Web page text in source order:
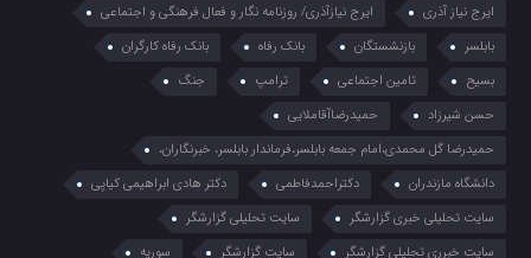
ایرج نیاز آذری
ایرج نیازآذری/ روزنامه نگار و فعال فرهنگی و اجتماعی
بابلسر
بازنشستگان بانک رفاه
بانک رفاه کارگران
بسیح
تامین اجتماعی ترامپ
جنگ
حسن شیرزاد
حمیدرضاآقاملایی
حمیدرضا گل محمدی،امام جمعه بابلسر،فرماندار بابلسر، خبرنگاران،
دانشگاه مازندران
دکتراحمدفاطمی
دکتر هادی ابراهیمی کیاپی
سایت تحلیلی خبری گزارشگر
سایت تحلیلی گزارشگر
سایت خبرری تحلیلی گزارشگر
سایت گزارشگر سوریه